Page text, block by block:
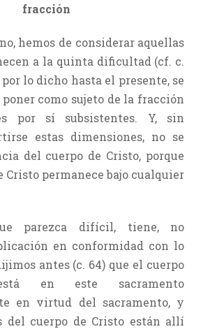
fracción
hemos de considerar aquellas
a la quinta dificultad (cf. c.
por lo dicho hasta el presente, se
como sujeto de la fracción
por sí subsistentes. Y, sin
estas dimensiones, no se
del cuerpo de Cristo, porque
Cristo permanece bajo cualquier
parezca difícil, tiene, no
en conformidad con lo
antes (c. 64) que el cuerpo
en este sacramento
en virtud del sacramento, y
del cuerpo de Cristo están allí